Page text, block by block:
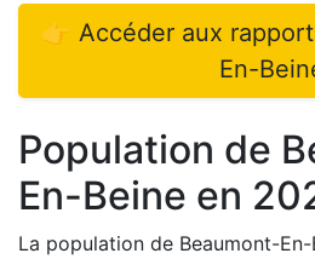
👉 Accéder aux
En-
Population de
En-Beine en
La population de Beaumont-En-